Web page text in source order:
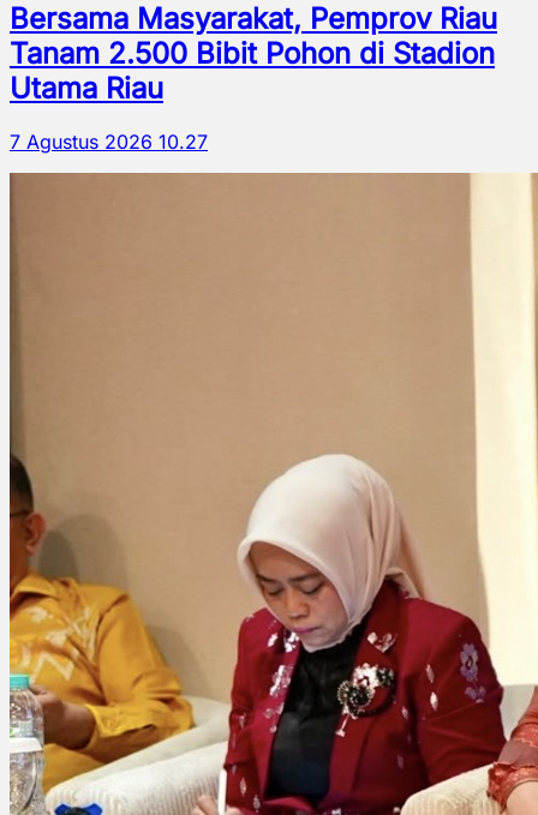
Bersama Masyarakat, Pemprov Riau
Tanam 2.500 Bibit Pohon di Stadion
Utama Riau
7 Agustus 2026 10.27